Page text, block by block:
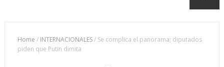
Home / INTERNACIONALES/ Se complica el panorama; diputados
piden que Putin dimita